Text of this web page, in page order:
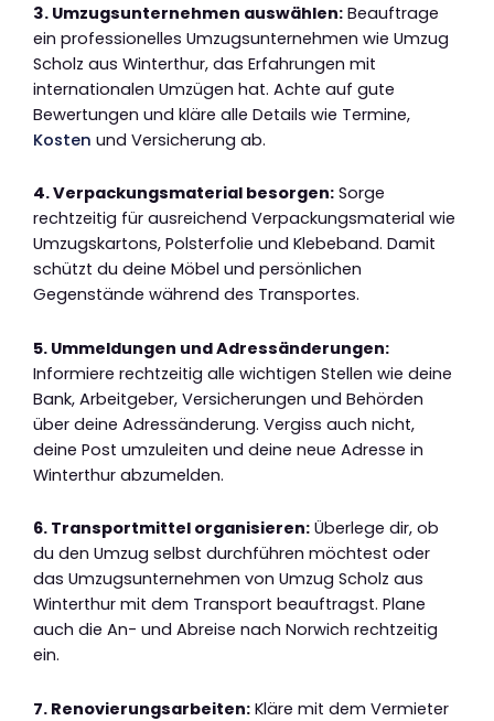
3. Umzugsunternehmen auswählen: Beauftrage
ein professionelles Umzugsunternehmen wie Umzug
Scholz aus Winterthur, das Erfahrungen mit
internationalen Umzügen hat. Achte auf gute
Bewertungen und kläre alle Details wie Termine,
Kosten und Versicherung ab.
4. Verpackungsmaterial besorgen: Sorge
rechtzeitig für ausreichend Verpackungsmaterial wie
Umzugskartons, Polsterfolie und Klebeband. Damit
schützt du deine Möbel und persönlichen
Gegenstände während des Transportes.
5. Ummeldungen und Adressänderungen:
Informiere rechtzeitig alle wichtigen Stellen wie deine
Bank, Arbeitgeber, Versicherungen und Behörden
über deine Adressänderung. Vergiss auch nicht,
deine Post umzuleiten und deine neue Adresse in
Winterthur abzumelden.
6. Transportmittel organisieren: Überlege dir, ob
du den Umzug selbst durchführen möchtest oder
das Umzugsunternehmen von Umzug Scholz aus
Winterthur mit dem Transport beauftragst. Plane
auch die An- und Abreise nach Norwich rechtzeitig
ein.
7. Renovierungsarbeiten: Kläre mit dem Vermieter